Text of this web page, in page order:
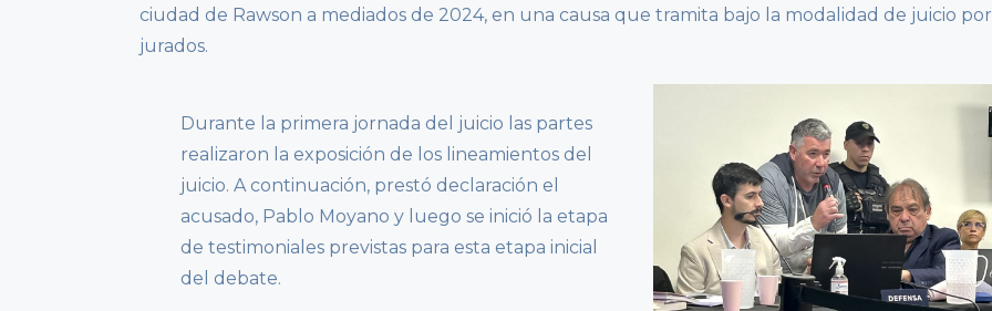
ciudad de Rawson a mediados de 2024, en una causa que tramita bajo la modalidad de juicio por
jurados.
Durante la primera jornada del juicio las partes
realizaron la exposición de los lineamientos del
juicio. A continuación, prestó declaración el
acusado, Pablo Moyano y luego se inició la etapa
de testimoniales previstas para esta etapa inicial
del debate.